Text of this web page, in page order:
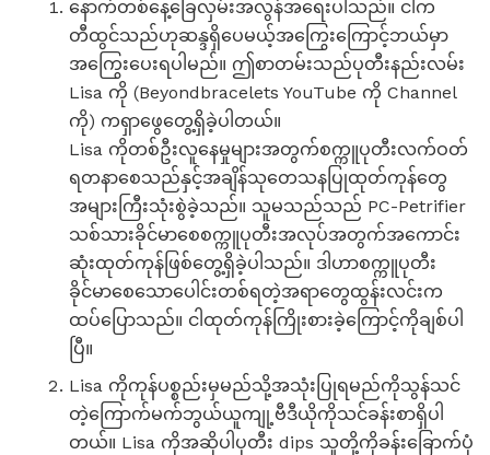
နောက်တစ်နေ့ခြေလှမ်းအလွန်အရေးပါသည်။ ငါက
တီထွင်သည်ဟုဆန္ဒရှိပေမယ့်အကြွေးကြောင့်ဘယ်မှာ
အကြွေးပေးရပါမည်။ ဤစာတမ်းသည်ပုတီးနည်းလမ်း
Lisa ကို (Beyondbracelets YouTube ကို Channel
ကို) ကရှာဖွေတွေ့ရှိခဲ့ပါတယ်။
Lisa ကိုတစ်ဦးလူနေမှုများအတွက်စက္ကူပုတီးလက်ဝတ်
ရတနာစေသည်နှင့်အချိန်သုတေသနပြုထုတ်ကုန်တွေ
အများကြီးသုံးစွဲခဲ့သည်။ သူမသည်သည် PC-Petrifier
သစ်သားခိုင်မာစေစက္ကူပုတီးအလုပ်အတွက်အကောင်း
ဆုံးထုတ်ကုန်ဖြစ်တွေ့ရှိခဲ့ပါသည်။ ဒါဟာစက္ကူပုတီး
ခိုင်မာစေသောပေါင်းတစ်ရတဲ့အရာတွေထွန်းလင်းက
ထပ်ပြောသည်။ ငါထုတ်ကုန်ကြိုးစားခဲ့ကြောင့်ကိုချစ်ပါ
ပြီ။
Lisa ကိုကုန်ပစ္စည်းမှမည်သို့အသုံးပြုရမည်ကိုသွန်သင်
တဲ့ကြောက်မက်ဘွယ်ယူကျု့ဗီဒီယိုကိုသင်ခန်းစာရှိပါ
တယ်။ Lisa ကိုအဆိုပါပုတီး dips သူတို့ကိုခန်းခြောက်ပုံ